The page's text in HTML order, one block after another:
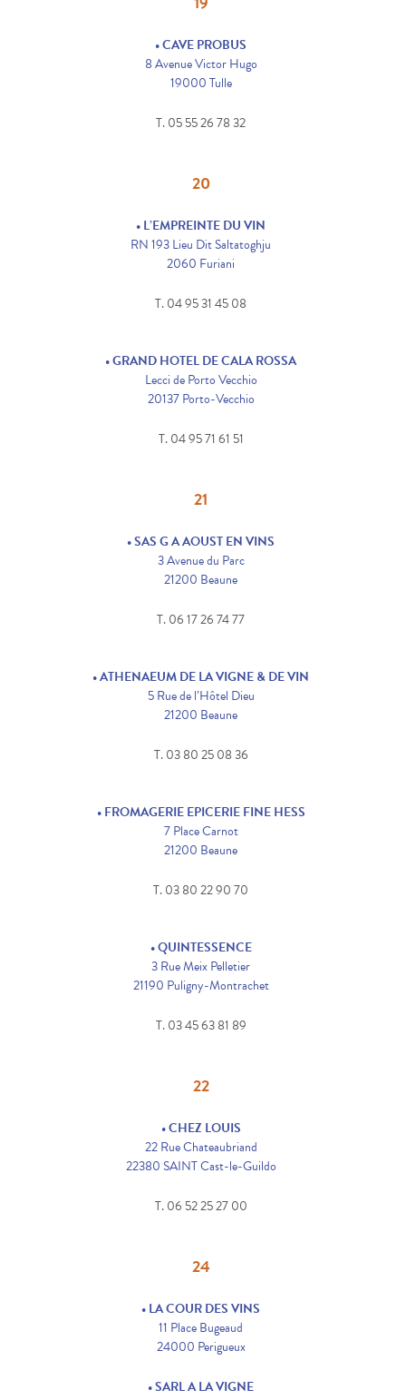
• CAVE PROBUS
8 Avenue Victor Hugo
19000 Tulle
T. 05 55 26 78 32
20
• L’EMPREINTE DU VIN
RN 193 Lieu Dit Saltatoghju
2060 Furiani
T. 04 95 31 45 08
• GRAND HOTEL DE CALA ROSSA
Lecci de Porto Vecchio
20137 Porto-Vecchio
T. 04 95 71 61 51
21
• SAS G A AOUST EN VINS
3 Avenue du Parc
21200 Beaune
T. 06 17 26 74 77
• ATHENAEUM DE LA VIGNE & DE VIN
5 Rue de l’Hôtel Dieu
21200 Beaune
T. 03 80 25 08 36
• FROMAGERIE EPICERIE FINE HESS
7 Place Carnot
21200 Beaune
T. 03 80 22 90 70
• QUINTESSENCE
3 Rue Meix Pelletier
21190 Puligny-Montrachet
T. 03 45 63 81 89
22
• CHEZ LOUIS
22 Rue Chateaubriand
22380 SAINT Cast-le-Guildo
T. 06 52 25 27 00
24
• LA COUR DES VINS
11 Place Bugeaud
24000 Perigueux
• SARL A LA VIGNE